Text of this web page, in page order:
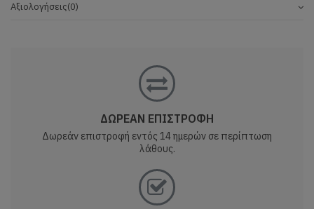
Αξιολογήσεις(0)
ΔΩΡΕΑΝ ΕΠΙΣΤΡΟΦΗ
Δωρεάν επιστροφή εντός 14 ημερών σε περίπτωση
λάθους.